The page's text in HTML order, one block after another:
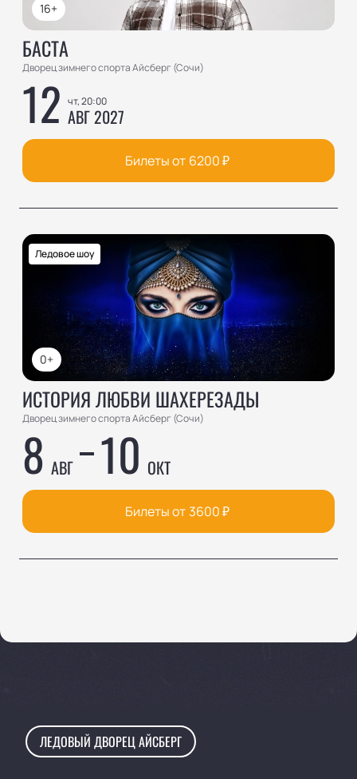
16+
БАСТА
Дворец зимнего спорта Айсберг (Сочи)
12 чт, 20:00
АВГ 2027
Билеты от 6200₽
0+
Ледовое шоу
ИСТОРИЯ ЛЮБВИ ШАХЕРЕЗАДЫ
Дворец зимнего спорта Айсберг (Сочи)
8 АВГ 10 ОКТ
Билеты от 3600₽
ЛЕДОВЫЙ ДВОРЕЦ АЙСБЕРГ